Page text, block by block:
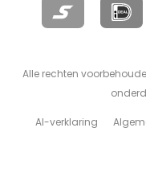
Alle rechten
AI-verklaring